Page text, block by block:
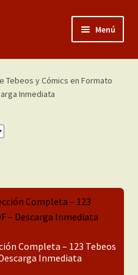
Menú
Completa – 123 Tebeos
Inmediata